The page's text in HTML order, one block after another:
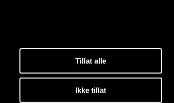
Tillat alle
Ikke tillat